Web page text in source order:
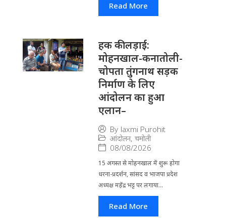
Read More
हक की लड़ाई:
मोहनखाल-कनातोली-
चोपता तुंगनाथ सड़क
निर्माण के लिए
आंदोलन का हुआ
एलान–
By laxmi Purohit
आंदोलन, चमोली
08/08/2026
15 अगस्त से मोहनखाल में शुरू होगा
धरना-प्रदर्शन, सांसद व भाजपा प्रदेश
अध्यक्ष महेंद्र भट्ट पर लगाया...
Read More